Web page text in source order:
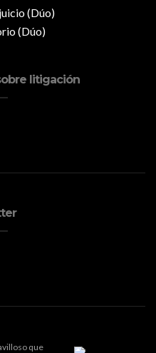
litigación
que